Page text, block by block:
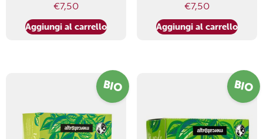
€7,50
Aggiungi al carrello
€7,50
Aggiungi al carrello
BIO BIO